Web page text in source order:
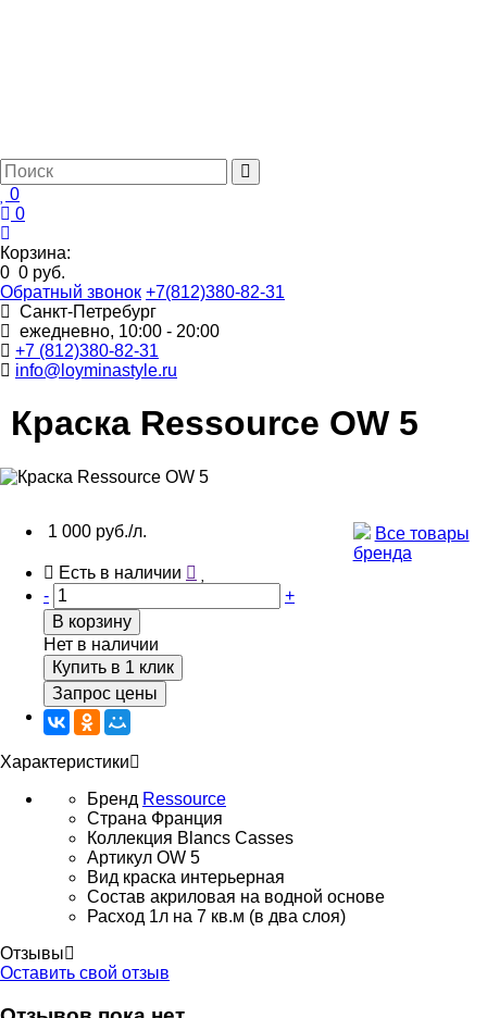
0
0
Корзина:
0 0 руб.
Обратный звонок +7(812)380-82-31
Санкт-Петребург
ежедневно, 10:00 - 20:00
+7 (812)380-82-31
info@loyminastyle.ru
Краска Ressource OW 5
1 000 руб./л.
Все товары
бренда
Есть в наличии
-
+
В корзину
Нет в наличии
Купить в 1 клик
Запрос цены
Характеристики
Бренд Ressource
Страна Франция
Коллекция Blancs Casses
Артикул OW 5
Вид краска интерьерная
Состав акриловая на водной основе
Расход 1л на 7 кв.м (в два слоя)
Отзывы
Оставить свой отзыв